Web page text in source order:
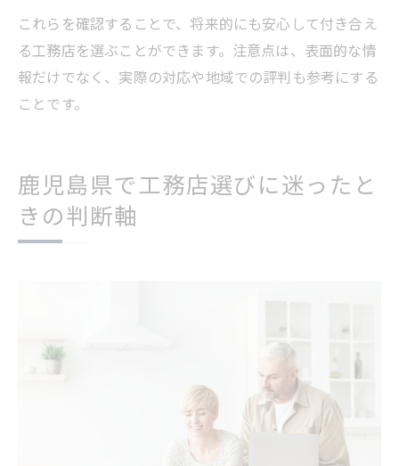
これらを確認することで、将来的にも安心して付き合え
る工務店を選ぶことができます。注意点は、表面的な情
報だけでなく、実際の対応や地域での評判も参考にする
ことです。
鹿児島県で工務店選びに迷ったと
きの判断軸